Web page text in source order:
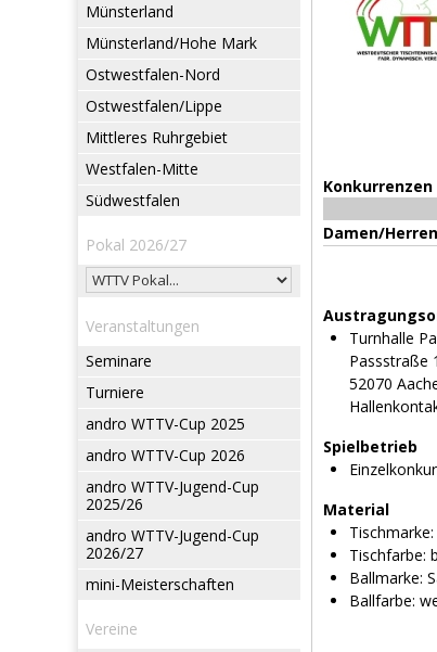
Münsterland
Münsterland/Hohe Mark
Ostwestfalen-Nord
Ostwestfalen/Lippe
Mittleres Ruhrgebiet
Westfalen-Mitte
Südwestfalen
Pokal 2026/27
Veranstaltungen
Seminare
Turniere
andro WTTV-Cup 2025
andro WTTV-Cup 2026
andro WTTV-Jugend-Cup
2025/26
andro WTTV-Jugend-Cup
2026/27
mini-Meisterschaften
Vereine
Konkurrenzen
Damen/
Turnhalle
Passstraße
52070
Spielbetrieb
Material
Tischmarke:
Tischfarbe:
Ballmarke:
Ballfarbe: